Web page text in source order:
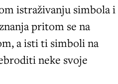
istraživanju simbola i
pritom se na
a isti ti simboli na
neke svoje